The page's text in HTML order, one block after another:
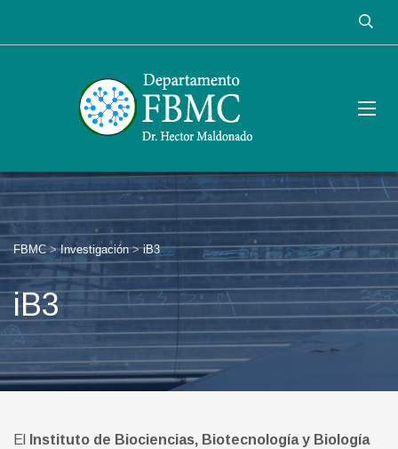
FBMC>Investigación>iB3
iB3
El
Instituto de Biociencias, Biotecnología y Biología